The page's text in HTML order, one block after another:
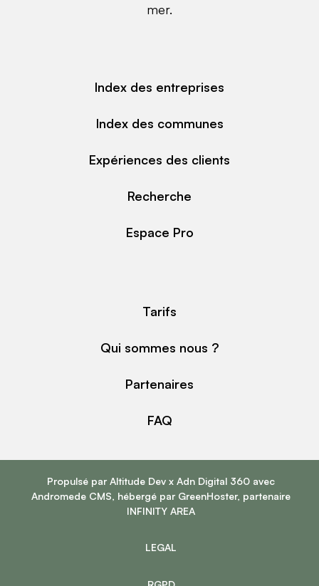
mer.
Index des entreprises
Index des communes
Expériences des clients
Recherche
Espace Pro
Tarifs
Qui sommes nous ?
Partenaires
FAQ
Propulsé par Altitude Devx Adn Digital 360avec
Andromede CMS, hébergé par GreenHoster, partenaire
INFINITY AREA
LEGAL